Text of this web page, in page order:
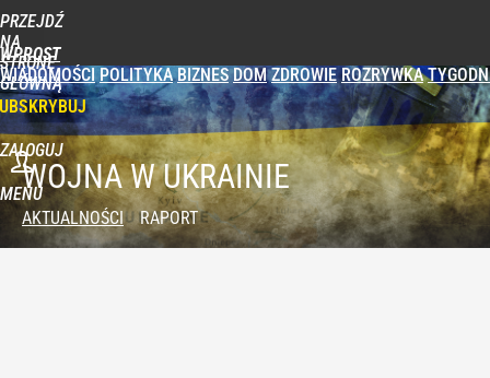
PRZEJDŹ
NA
STRONĘ
GŁÓWNĄ
WPROST
WIADOMOŚCI POLITYKA BIZNES DOM ZDROWIE ROZRYWKA
ZALOGUJ
MENUWOJNA W UKRAINIE
AKTUALNOŚCI RAPORT